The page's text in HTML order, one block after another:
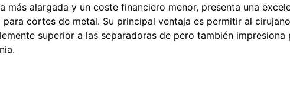
más alargada y un coste financiero menor, presenta una
cortes de metal. Su principal ventaja es permitir al
superior a las separadoras de pero también